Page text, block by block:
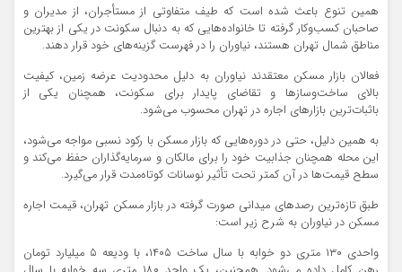
همین تنوع باعث شده است که طیف متفاوتی از مستأجران، از مدیران و
صاحبان کسب‌وکار گرفته تا خانواده‌هایی که به دنبال سکونت در یکی از بهترین
مناطق شمال تهران هستند، نیاوران را در فهرست گزینه‌های خود قرار دهند.
فعالان بازار مسکن معتقدند نیاوران به دلیل محدودیت عرضه زمین، کیفیت
بالای ساخت‌وسازها و تقاضای پایدار برای سکونت، همچنان یکی از
باثبات‌ترین بازارهای اجاره در تهران محسوب می‌شود.
به همین دلیل، حتی در دوره‌هایی که بازار مسکن با رکود نسبی مواجه می‌شود،
این محله همچنان جذابیت خود را برای مالکان و سرمایه‌گذاران حفظ می‌کند و
سطح قیمت‌ها در آن کمتر تحت تأثیر نوسانات کوتاه‌مدت قرار می‌گیرد.
طبق تازه‌ترین رصدهای میدانی صورت گرفته در بازار مسکن تهران، قیمت اجاره
مسکن در نیاوران به شرح زیر است:
واحدی ۱۳۰ متری دو خوابه با سال ساخت ۱۴۰۵، با ودیعه ۵ میلیارد تومان